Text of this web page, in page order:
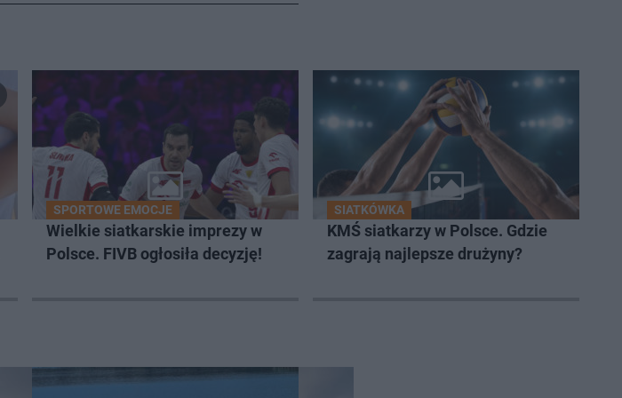
SPORTOWE EMOCJE
Wielkie siatkarskie imprezy w
Polsce. FIVB ogłosiła decyzję!
SIATKÓWKA
KMŚ siatkarzy w Polsce. Gdzie
zagrają najlepsze drużyny?